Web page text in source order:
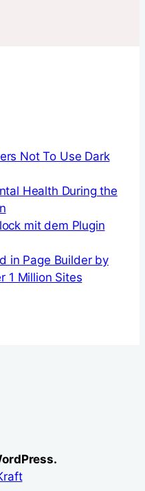
Not To Use Dark
Health During the
mit dem Plugin
in Page Builder by
1 Million Sites